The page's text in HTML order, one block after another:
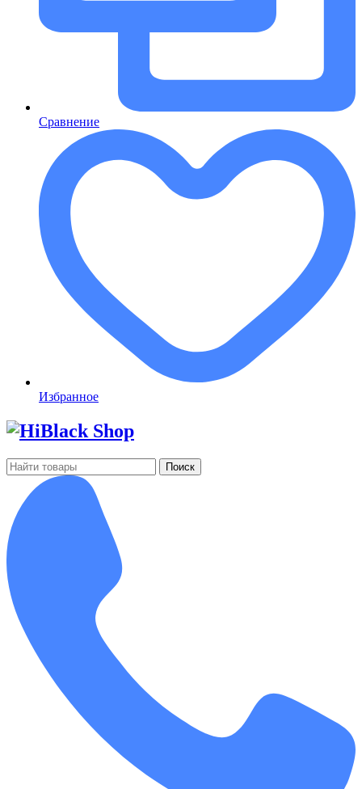
Сравнение
Избранное
Поиск